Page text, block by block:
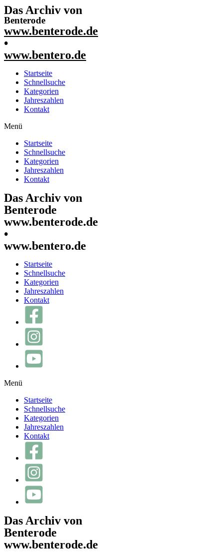
Das Archiv von
Benterode
www.benterode.de
•
www.bentero.de
Startseite
Schnellsuche
Kategorien
Jahreszahlen
Kontakt
Menü
Startseite
Schnellsuche
Kategorien
Jahreszahlen
Kontakt
Das Archiv von
Benterode
www.benterode.de
•
www.bentero.de
Startseite
Schnellsuche
Kategorien
Jahreszahlen
Kontakt
Menü
Startseite
Schnellsuche
Kategorien
Jahreszahlen
Kontakt
Das Archiv von
Benterode
www.benterode.de